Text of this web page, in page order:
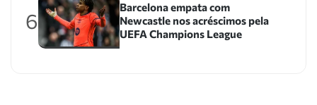
6
Barcelona empata com
Newcastle nos acréscimos pela
UEFA Champions League